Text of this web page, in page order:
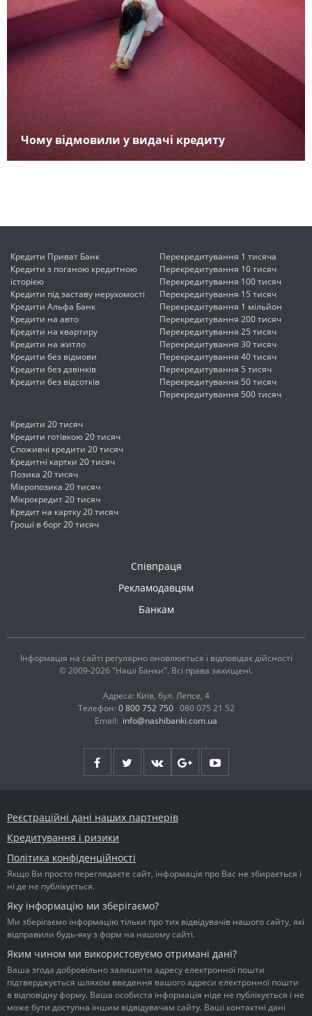
Чому відмовили у видачі кредиту
Кредити Приват Банк
Кредити з поганою кредитною
історією
Кредити під заставу нерухомості
Кредити Альфа Банк
Кредити на авто
Кредити на квартиру
Кредити на житло
Кредити без відмови
Кредити без дзвінків
Кредити без відсотків
Перекредитування 1 тисяча
Перекредитування 10 тисяч
Перекредитування 100 тисяч
Перекредитування 15 тисяч
Перекредитування 1 мільйон
Перекредитування 200 тисяч
Перекредитування 25 тисяч
Перекредитування 30 тисяч
Перекредитування 40 тисяч
Перекредитування 5 тисяч
Перекредитування 50 тисяч
Перекредитування 500 тисяч
Кредити 20 тисяч
Кредити готівкою 20 тисяч
Споживчі кредити 20 тисяч
Кредитні картки 20 тисяч
Позика 20 тисяч
Мікропозика 20 тисяч
Мікрокредит 20 тисяч
Кредит на картку 20 тисяч
Гроші в борг 20 тисяч
Співпраця
Рекламодавцям
Банкам
Інформація на сайті регулярно оновлюється і відповідає дійсності
© 2009-2026 "Наші Банки". Всі права захищені.
Адреса: Київ, бул. Лепсе, 4
Телефон: 0 800 752 750 080 075 21 52
Email: info@nashibanki.com.ua
Реєстраційні дані наших партнерів
Кредитування і ризики
Політика конфіденційності
Якщо Ви просто переглядаєте сайт, інформація про Вас не збирається і
ні де не публікується.
Яку інформацію ми зберігаємо?
Ми зберігаємо інформацію тільки про тих відвідувачів нашого сайту, які
відправили будь-яку з форм на нашому сайті.
Яким чином ми використовуємо отримані дані?
Ваша згода добровільно залишити адресу електронної пошти
підтверджується шляхом введення вашого адреси електронної пошти
в відповідну форму. Ваша особиста інформація ніде не публікується і не
може бути доступна іншим відвідувачам сайту. Ваші контактні дані